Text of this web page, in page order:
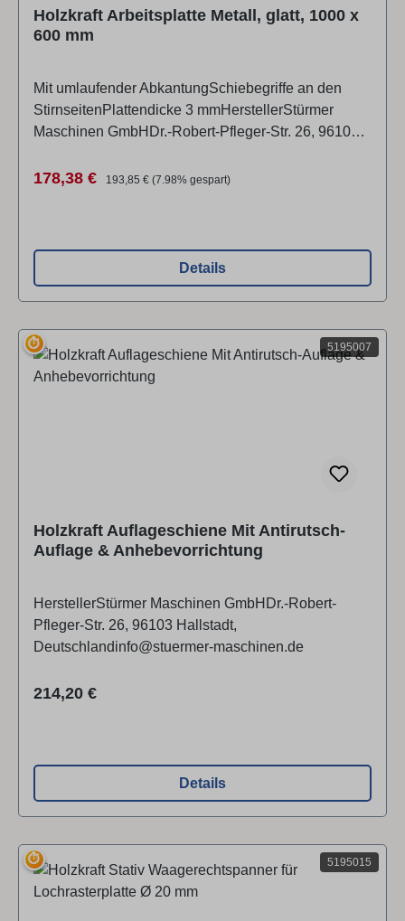
Holzkraft Arbeitsplatte Metall, glatt, 1000 x
600 mm
Mit umlaufender AbkantungSchiebegriffe an den
StirnseitenPlattendicke 3 mmHerstellerStürmer
Maschinen GmbHDr.-Robert-Pfleger-Str. 26, 96103
Technische Daten Allgemeine Informationen
Verkaufspreis:
178,38 € Regulärer Preis:
193,85 € (7.98% gespart)
Details
5195007
⏱
Holzkraft Auflageschiene Mit Antirutsch-
Auflage & Anhebevorrichtung
HerstellerStürmer Maschinen GmbHDr.-Robert-
Pfleger-Str. 26, 96103 Hallstadt,
Deutschlandinfo@stuermer-maschinen.de
Regulärer Preis:
214,20 €
Details
5195015
⏱